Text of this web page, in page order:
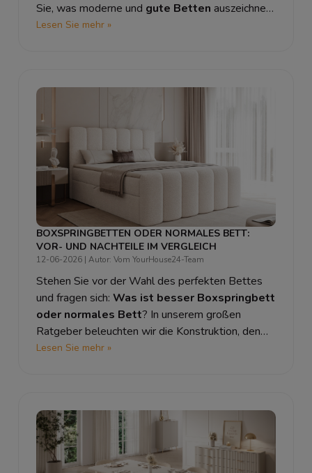
Sie, was moderne und gute Betten auszeichnet i
worauf Sie beim Kauf wirklich achten sollten, um
Lesen Sie mehr »
BOXSPRINGBETTEN ODER NORMALES BETT:
VOR- UND NACHTEILE IM VERGLEICH
12-06-2026 | Autor: Vom YourHouse24-Team
Stehen Sie vor der Wahl des perfekten Bettes
und fragen sich: Was ist besser Boxspringbett
oder normales Bett? In unserem großen
Ratgeber beleuchten wir die Konstruktion, den
Komfort und vergleichen die Vor- und Nachteile
Lesen Sie mehr »